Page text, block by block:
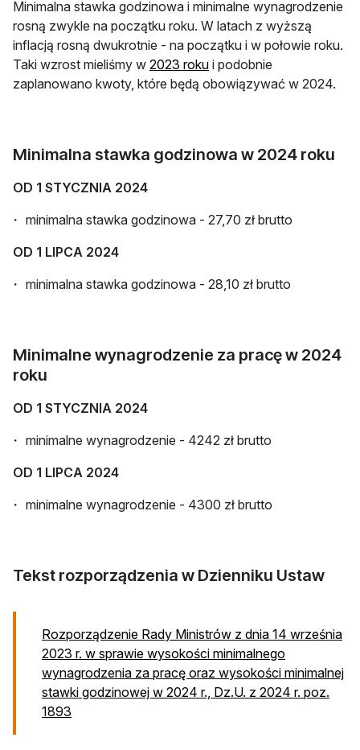
Minimalna stawka godzinowa i minimalne wynagrodzenie
rosną zwykle na początku roku. W latach z wyższą
inflacją rosną dwukrotnie - na początku i w połowie roku.
Taki wzrost mieliśmy w 2023 roku i podobnie
zaplanowano kwoty, które będą obowiązywać w 2024.
Minimalna stawka godzinowa w 2024 roku
OD 1 STYCZNIA 2024
minimalna stawka godzinowa - 27,70 zł brutto
OD 1 LIPCA 2024
minimalna stawka godzinowa - 28,10 zł brutto
Minimalne wynagrodzenie za pracę w 2024
roku
OD 1 STYCZNIA 2024
minimalne wynagrodzenie - 4242 zł brutto
OD 1 LIPCA 2024
minimalne wynagrodzenie - 4300 zł brutto
Tekst rozporządzenia w Dzienniku Ustaw
Rozporządzenie Rady Ministrów z dnia 14 września
2023 r. w sprawie wysokości minimalnego
wynagrodzenia za pracę oraz wysokości minimalnej
stawki godzinowej w 2024 r., Dz.U. z 2024 r. poz.
1893